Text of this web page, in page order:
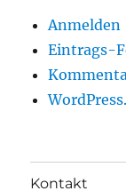
Anmelden
Eintrags-
Kontakt